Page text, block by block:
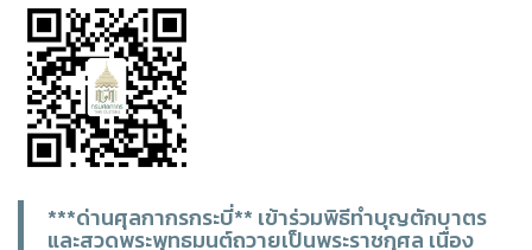
***ด่านศุลกากรกระบี่** เข้าร่วมพิธีทำบุญตักบาตร
และสวดพระพุทธมนต์ถวายเป็นพระราชกุศล เนื่อง